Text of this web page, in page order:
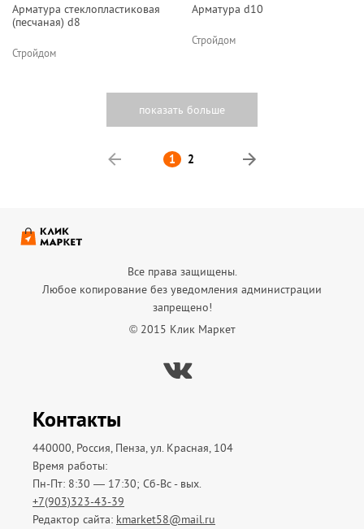
Арматура стеклопластиковая
(песчаная) d8
Стройдом
Арматура d10
Стройдом
Назад 1 2 Вперед
Все права защищены.
Любое копирование без уведомления администрации
запрещено!
© 2015 Клик Маркет
Вконтакте
Контакты
440000, Россия, Пенза, ул. Красная, 104
Время работы:
Пн-Пт: 8:30 — 17:30; Сб-Вс - вых.
+7(903)323-43-39
Редактор сайта: kmarket58@mail.ru